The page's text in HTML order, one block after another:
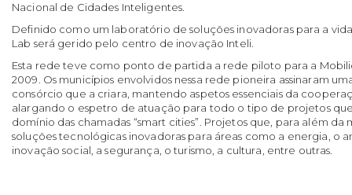
Nacional de Cidades Inteligentes.
Definido como um laboratório de soluções inovadoras para a
Lab será gerido pelo centro de inovação Inteli.
Esta rede teve como ponto de partida a rede piloto para a
2009. Os municípios envolvidos nessa rede pioneira assinaram
consórcio que a criara, mantendo aspetos essenciais da
alargando o espetro de atuação para todo o tipo de projetos
domínio das chamadas “smart cities”. Projetos que, para além
soluções tecnológicas inovadoras para áreas como a energia, o
inovação social, a segurança, o turismo, a cultura, entre outras.